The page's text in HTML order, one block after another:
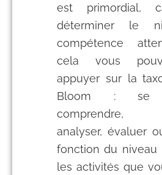
est primordial,
déterminer le
compétence
cela vous
appuyer sur la
Bloom : se
comprendre,
analyser, évaluer
fonction du niveau
les activités que